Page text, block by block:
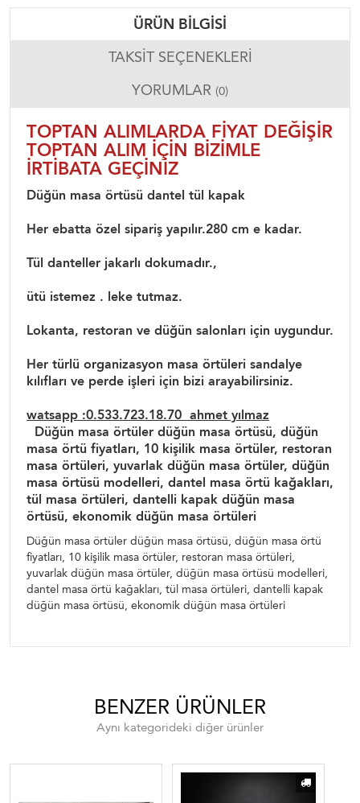
ÜRÜN BILGISI
TAKSIT SEÇENEKLERI
YORUMLAR (0)
TOPTAN ALIMLARDA FİYAT DEĞİŞİR
TOPTAN ALIM İÇİN BİZİMLE
İRTİBATA GEÇİNİZ
Düğün masa örtüsü dantel tül kapak
Her ebatta özel sipariş yapılır.280 cm e kadar.
Tül danteller jakarlı dokumadır.,
ütü istemez . leke tutmaz.
Lokanta, restoran ve düğün salonları için uygundur.
Her türlü organizasyon masa örtüleri sandalye
kılıfları ve perde işleri için bizi arayabilirsiniz.
watsapp :0.533.723.18.70 ahmet yılmaz
Düğün masa örtüler düğün masa örtüsü, düğün
masa örtü fiyatları, 10 kişilik masa örtüler, restoran
masa örtüleri, yuvarlak düğün masa örtüler, düğün
masa örtüsü modelleri, dantel masa örtü kağakları,
tül masa örtüleri, dantelli kapak düğün masa
örtüsü, ekonomik düğün masa örtüleri
Düğün masa örtüler düğün masa örtüsü, düğün masa örtü
fiyatları, 10 kişilik masa örtüler, restoran masa örtüleri,
yuvarlak düğün masa örtüler, düğün masa örtüsü modelleri,
dantel masa örtü kağakları, tül masa örtüleri, dantelli kapak
düğün masa örtüsü, ekonomik düğün masa örtüleri
BENZER ÜRÜNLER
Aynı kategorideki diğer ürünler